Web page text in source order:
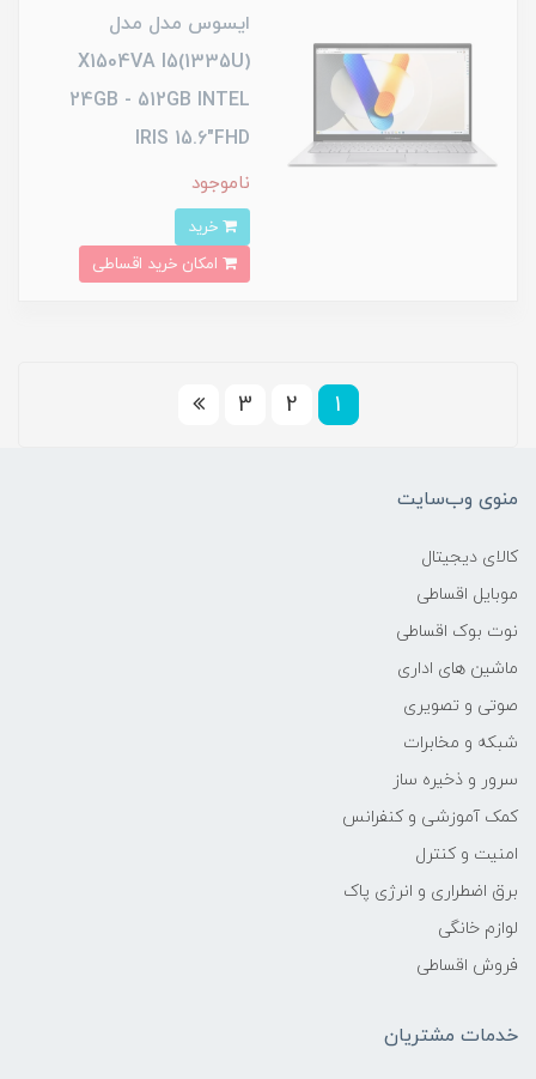
ایسوس مدل مدل
X1504VA I5(1335U)
24GB - 512GB INTEL
IRIS 15.6"FHD
ناموجود
وب‌سایت
دیجیتال
اقساطی
بوک اقساطی
های اداری
و تصویری
و مخابرات
و ذخیره ساز
آموزشی و کنفرانس
و کنترل
اضطراری و انرژی پاک
خانگی
اقساطی
مشتریان